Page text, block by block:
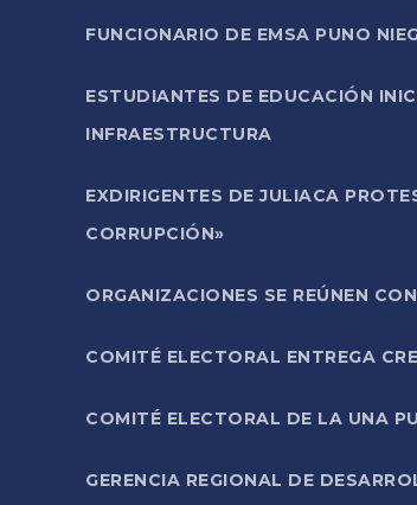
FUNCIONARIO DE EMSA PUNO
ESTUDIANTES DE EDUCACIÓN
INFRAESTRUCTURA
EXDIRIGENTES DE JULIACA
CORRUPCIÓN»
ORGANIZACIONES SE REÚNEN
COMITÉ ELECTORAL ENTREGA
COMITÉ ELECTORAL DE LA UNA
GERENCIA REGIONAL DE